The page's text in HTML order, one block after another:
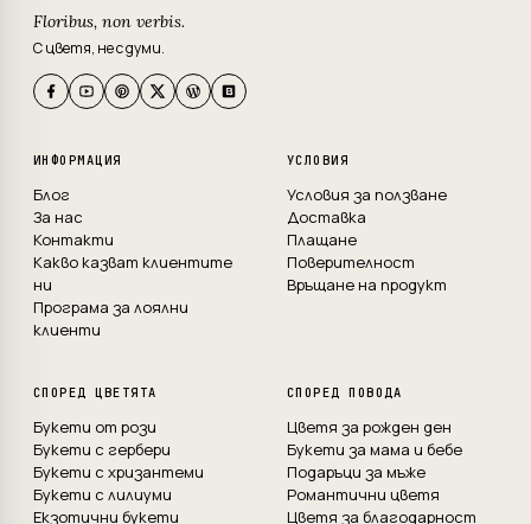
Floribus, non verbis.
С цветя, не с думи.
ИНФОРМАЦИЯ
Блог
За нас
Контакти
Какво казват клиентите
ни
Програма за лоялни
клиенти
УСЛОВИЯ
Условия за ползване
Доставка
Плащане
Поверителност
Връщане на продукт
СПОРЕД ЦВЕТЯТА
Букети от рози
Букети с гербери
Букети с хризантеми
Букети с лилиуми
Екзотични букети
СПОРЕД ПОВОДА
Цветя за рожден ден
Букети за мама и бебе
Подаръци за мъже
Романтични цветя
Цветя за благодарност